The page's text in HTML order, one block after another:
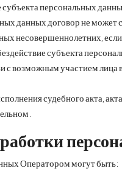
персональных
данных договор не
несовершеннолетних,
субъекта
с возможным участием
судебного акта,
Оператором могут быть: